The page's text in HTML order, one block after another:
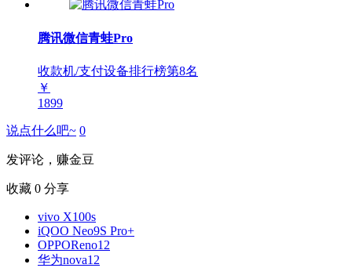
腾讯微信青蛙Pro
收款机/支付设备排行榜第8名
￥
1899
说点什么吧~ 0
发评论，赚金豆
收藏 0 分享
vivo X100s
iQOO Neo9S Pro+
OPPOReno12
华为nova12